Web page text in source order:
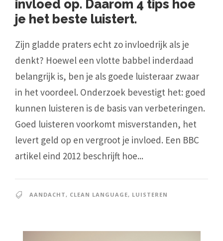
invloed op. Daarom 4 tips hoe
je het beste luistert.
Zijn gladde praters echt zo invloedrijk als je
denkt? Hoewel een vlotte babbel inderdaad
belangrijk is, ben je als goede luisteraar zwaar
in het voordeel. Onderzoek bevestigt het: goed
kunnen luisteren is de basis van verbeteringen.
Goed luisteren voorkomt misverstanden, het
levert geld op en vergroot je invloed. Een BBC
artikel eind 2012 beschrijft hoe...
AANDACHT , CLEAN LANGUAGE, LUISTEREN